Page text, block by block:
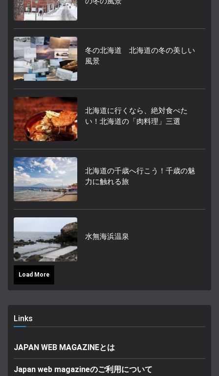
冬の北海道 北海道の冬の美しい
風景
北海道に行くなら、絶対食べた
い！北海道の「肉料理」三選
北海道の千歳へ行こう！千歳の魅
力に触れる旅
水無海浜温泉
Load More
Links
JAPAN WEB MAGAZINEとは
Japan web magazineのご利用について